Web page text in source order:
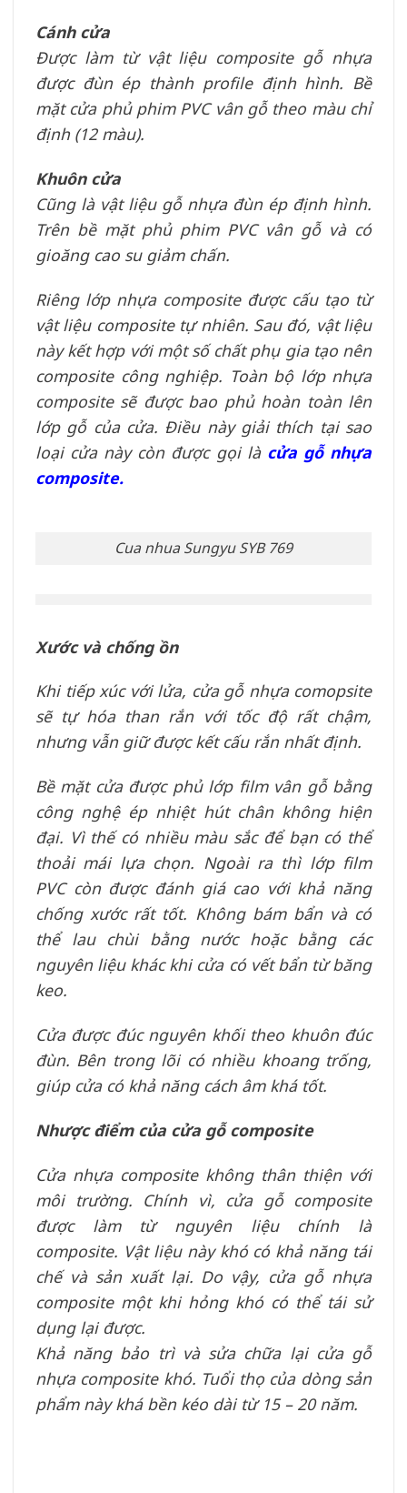
Cánh cửa
Được làm từ vật liệu composite gỗ nhựa
được đùn ép thành profile định hình. Bề
mặt cửa phủ phim PVC vân gỗ theo màu chỉ
định (12 màu).
Khuôn cửa
Cũng là vật liệu gỗ nhựa đùn ép định hình.
Trên bề mặt phủ phim PVC vân gỗ và có
gioăng cao su giảm chấn.
Riêng lớp nhựa composite được cấu tạo từ
vật liệu composite tự nhiên. Sau đó, vật liệu
này kết hợp với một số chất phụ gia tạo nên
composite công nghiệp. Toàn bộ lớp nhựa
composite sẽ được bao phủ hoàn toàn lên
lớp gỗ của cửa. Điều này giải thích tại sao
loại cửa này còn được gọi là cửa gỗ nhựa
composite.
Cua nhua Sungyu SYB 769
Xước và chống ồn
Khi tiếp xúc với lửa, cửa gỗ nhựa comopsite
sẽ tự hóa than rắn với tốc độ rất chậm,
nhưng vẫn giữ được kết cấu rắn nhất định.
Bề mặt cửa được phủ lớp film vân gỗ bằng
công nghệ ép nhiệt hút chân không hiện
đại. Vì thế có nhiều màu sắc để bạn có thể
thoải mái lựa chọn. Ngoài ra thì lớp film
PVC còn được đánh giá cao với khả năng
chống xước rất tốt. Không bám bẩn và có
thể lau chùi bằng nước hoặc bằng các
nguyên liệu khác khi cửa có vết bẩn từ băng
keo.
Cửa được đúc nguyên khối theo khuôn đúc
đùn. Bên trong lõi có nhiều khoang trống,
giúp cửa có khả năng cách âm khá tốt.
Nhược điểm của cửa gỗ composite
Cửa nhựa composite không thân thiện với
môi trường. Chính vì, cửa gỗ composite
được làm từ nguyên liệu chính là
composite. Vật liệu này khó có khả năng tái
chế và sản xuất lại. Do vậy, cửa gỗ nhựa
composite một khi hỏng khó có thể tái sử
dụng lại được.
Khả năng bảo trì và sửa chữa lại cửa gỗ
nhựa composite khó. Tuổi thọ của dòng sản
phẩm này khá bền kéo dài từ 15 – 20 năm.